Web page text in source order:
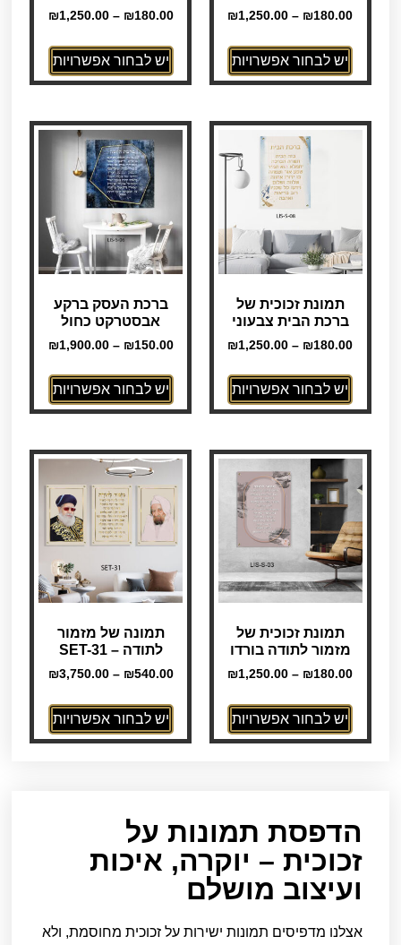
₪180.00
–
₪1,250.00
יש לבחור אפשרויות
₪180.00
–
₪1,250.00
יש לבחור אפשרויות
תמונת זכוכית של
ברכת הבית צבעוני
₪180.00
–
₪1,250.00
יש לבחור אפשרויות
ברכת העסק ברקע
אבסטרקט כחול
₪150.00
–
₪1,900.00
יש לבחור אפשרויות
תמונת זכוכית של
מזמור לתודה בורדו
₪180.00
–
₪1,250.00
יש לבחור אפשרויות
תמונה של מזמור
לתודה – SET-31
₪540.00
–
₪3,750.00
יש לבחור אפשרויות
הדפסת תמונות על
זכוכית – יוקרה, איכות
ועיצוב מושלם
אצלנו מדפיסים תמונות ישירות על זכוכית מחוסמת, ולא